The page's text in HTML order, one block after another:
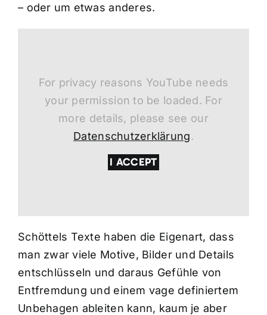
– oder um etwas anderes.
For privacy reasons YouTube needs
your permission to be loaded. For
more details, please see our
Datenschutzerklärung.
I ACCEPT
Schöttels Texte haben die Eigenart, dass
man zwar viele Motive, Bilder und Details
entschlüsseln und daraus Gefühle von
Entfremdung und einem vage definiertem
Unbehagen ableiten kann, kaum je aber